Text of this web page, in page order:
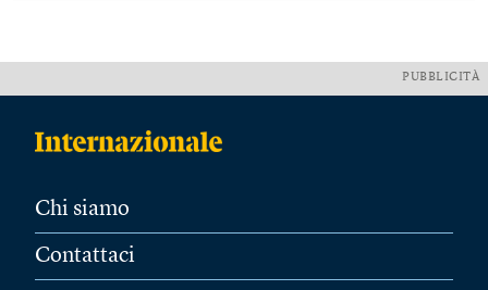
PUBBLICITÀ
Chi siamo
Contattaci